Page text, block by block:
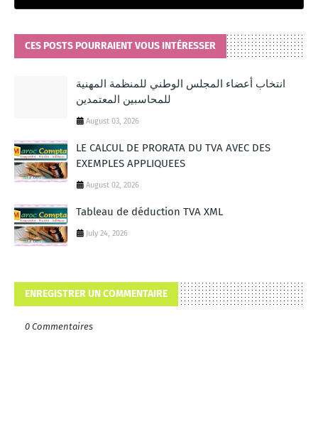
CES POSTS POURRAIENT VOUS INTÉRESSER
انتخاب أعضاء المجلس الوطني للمنظمة المهنية
للمحاسبين المعتمدين
August 03, 2026
LE CALCUL DE PRORATA DU TVA AVEC DES
EXEMPLES APPLIQUEES
August 02, 2026
Tableau de déduction TVA XML
July 24, 2026
ENREGISTRER UN COMMENTAIRE
0 Commentaires